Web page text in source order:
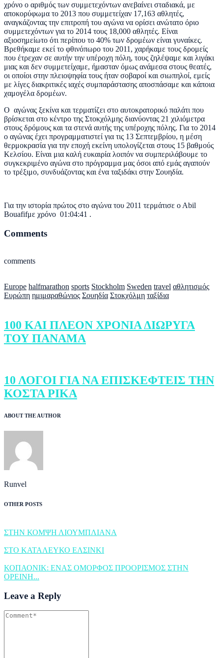
χρόνο ο αριθμός των συμμετεχόντων ανεβαίνει σταδιακά, με
αποκορύφωμα το 2013 που συμμετείχαν 17,163 αθλητές,
αναγκάζοντας την επιτροπή του αγώνα να ορίσει ανώτατο όριο
συμμετεχόντων για το 2014 τους 18,000 αθλητές. Είναι
αξιοσημείωτο ότι περίπου το 40% των δρομέων είναι γυναίκες.
Βρεθήκαμε εκεί το φθινόπωρο του 2011, χαρήκαμε τους δρομείς
που έτρεχαν σε αυτήν την υπέροχη πόλη, τους ζηλέψαμε και λιγάκι
μιας και δεν συμμετείχαμε, ήμασταν όμως ανάμεσα στους θεατές,
οι οποίοι στην πλειοψηφία τους ήταν σοβαροί και σιωπηλοί, εμείς
με λίγες διακριτικές ιαχές συμπαράστασης αποσπάσαμε και κάποια
χαμογέλα δρομέων.
Ο αγώνας ξεκίνα και τερματίζει στο αυτοκρατορικό παλάτι που
βρίσκεται στο κέντρο της Στοκχόλμης διανύοντας 21 χιλιόμετρα
στους δρόμους και τα στενά αυτής της υπέροχης πόλης. Για το 2014
ο αγώνας έχει προγραμματιστεί για τις 13 Σεπτεμβρίου, η μέση
θερμοκρασία για την εποχή εκείνη υπολογίζεται στους 15 βαθμούς
Κελσίου. Είναι μια καλή ευκαιρία λοιπόν να συμπεριλάβουμε το
συγκεκριμένο αγώνα στο πρόγραμμα μας όσοι από εμάς αγαπούν
το τρέξιμο, συνδυάζοντας και ένα ταξιδάκι στην Σουηδία.
Για την ιστορία πρώτος στο αγώνα του 2011 τερμάτισε ο Αbil
Bouafifμε χρόνο 01:04:41 .
Comments
comments
Europe halfmarathon sports Stockholm Sweden travel αθλητισμός
Ευρώπη ημιμαραθώνιος Σουηδία Στοκχόλμη ταξίδια
100 ΚΑΙ ΠΛΕΟΝ ΧΡΟΝΙΑ ΔΙΩΡΥΓΑ
ΤΟΥ ΠΑΝΑΜΑ
10 ΛΟΓΟΙ ΓΙΑ ΝΑ ΕΠΙΣΚΕΦΤΕΙΣ ΤΗΝ
ΚΟΣΤΑ ΡΙΚΑ
ABOUT THE AUTHOR
Runvel
OTHER POSTS
ΣΤΗΝ ΚΟΜΨΗ ΛΙΟΥΜΠΛΙΑΝΑ
ΣΤΟ ΚΑΤΑΛΕΥΚΟ ΕΛΣΙΝΚΙ
ΚΟΠΑΟΝΙΚ: ΕΝΑΣ ΟΜΟΡΦΟΣ ΠΡΟΟΡΙΣΜΟΣ ΣΤΗΝ
ΟΡΕΙΝΗ...
Leave a Reply